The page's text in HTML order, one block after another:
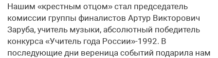
Нашим «крестным отцом» стал председатель
комиссии группы финалистов Артур Викторович
Заруба, учитель музыки, абсолютный победитель
конкурса «Учитель года России»-1992. В
последующие дни вереница событий подарила нам